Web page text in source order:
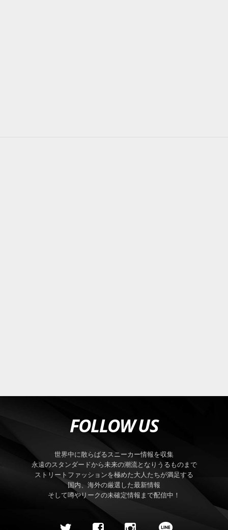
FOLLOW US
世界中に散らばるスニーカー情報を収集
永遠のスタンダードから未来の潮流となりうるものまで
ストリートファッションを極めた大人たちが満足する
国内、海外の厳選した最新情報
そして噂やリークの未確定情報まで配信中！